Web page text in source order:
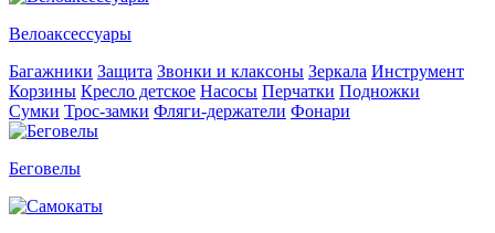
Велоаксессуары
Багажники Защита Звонки и клаксоны Зеркала Инструмент
Корзины Кресло детское Насосы Перчатки Подножки
Сумки Трос-замки Фляги-держатели Фонари
Беговелы